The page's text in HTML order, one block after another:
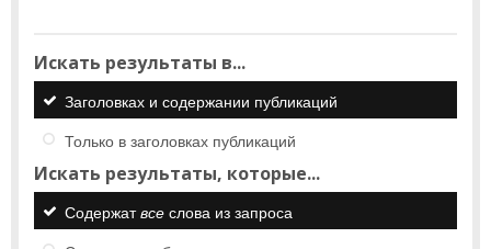
Искать результаты в...
Заголовках и содержании публикаций
Только в заголовках публикаций
Искать результаты, которые...
Содержатвсе слова из запроса